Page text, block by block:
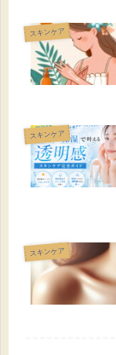
スキンケア
スキンケア
スキンケア